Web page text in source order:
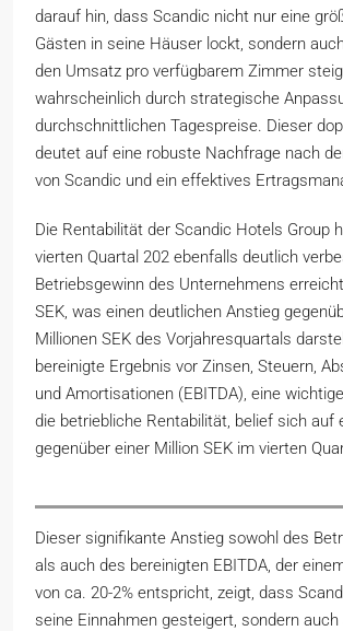
darauf hin, dass Scandic nicht nur eine
Gästen in seine Häuser lockt, sondern
den Umsatz pro verfügbarem Zimmer
wahrscheinlich durch strategische
durchschnittlichen Tagespreise. Dieser
deutet auf eine robuste Nachfrage nach
von Scandic und ein effektives
Die Rentabilität der Scandic Hotels Group
vierten Quartal 202 ebenfalls deutlich
Betriebsgewinn des Unternehmens
SEK, was einen deutlichen Anstieg
Millionen SEK des Vorjahresquartals
bereinigte Ergebnis vor Zinsen, Steuern,
und Amortisationen (EBITDA), eine
die betriebliche Rentabilität, belief sich auf
gegenüber einer Million SEK im vierten
Dieser signifikante Anstieg sowohl des
als auch des bereinigten EBITDA, der
von ca. 20-2% entspricht, zeigt, dass
seine Einnahmen gesteigert, sondern auch